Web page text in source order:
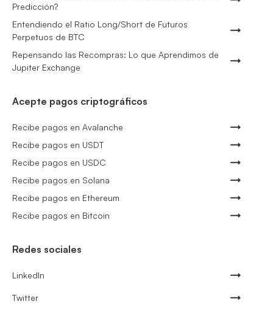
Predicción?
Entendiendo el Ratio Long/Short de Futuros
Perpetuos de BTC
Repensando las Recompras: Lo que Aprendimos de
Jupiter Exchange
Acepte pagos criptográficos
Recibe pagos en Avalanche
Recibe pagos en USDT
Recibe pagos en USDC
Recibe pagos en Solana
Recibe pagos en Ethereum
Recibe pagos en Bitcoin
Redes sociales
LinkedIn
Twitter